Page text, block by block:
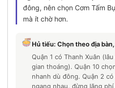
đông, nên chọn Cơm Tấm
mà ít chờ hơn.
Hủ tiếu: Chọn theo địa
Quận 1 có Thanh Xuân
gian thoáng). Quận 10
nhanh dù đông. Quận 2
ngang nhau, đừng lãng